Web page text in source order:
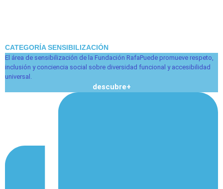
CATEGORÍA SENSIBILIZACIÓN
El área de sensibilización de la Fundación RafaPuede promueve respeto,
inclusión y conciencia social sobre diversidad funcional y accesibilidad
universal.
descubre+